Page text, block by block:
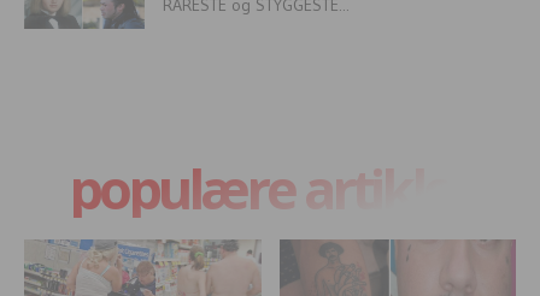
RARESTE og STYGGESTE...
populære artikler